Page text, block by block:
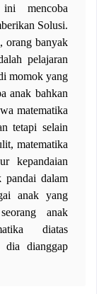
mencoba
Solusi.
orang banyak
pelajaran
momok yang
anak bahkan
matematika
tetapi selain
matematika
kepandaian
pandai dalam
anak yang
anak
diatas
dia dianggap